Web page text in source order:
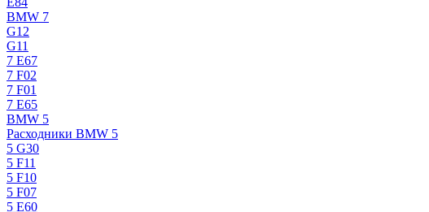
BMW 7
G12
G11
7 Е67
7 F02
7 F01
7 E65
BMW 5
Расходники BMW 5
5 G30
5 F11
5 F10
5 F07
5 E60